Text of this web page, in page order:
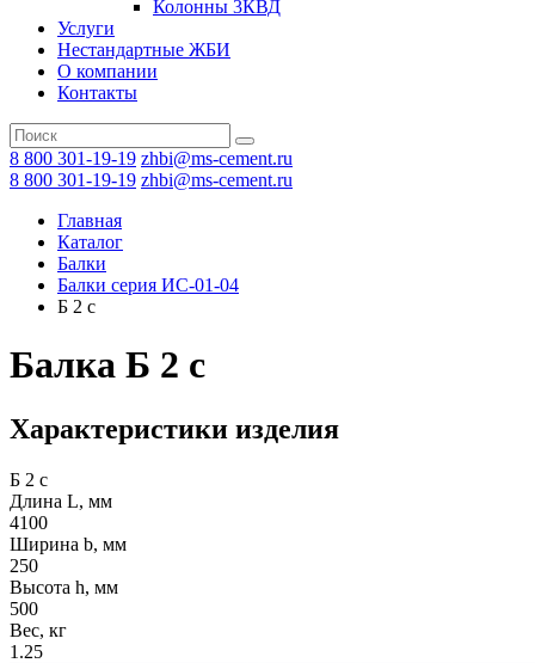
Колонны 3КВД
Услуги
Нестандартные ЖБИ
О компании
Контакты
8 800 301-19-19 zhbi@ms-cement.ru
8 800 301-19-19 zhbi@ms-cement.ru
Главная
Каталог
Балки
Балки серия ИС-01-04
Б 2 с
Балка Б 2 с
Характеристики изделия
Б 2 с
Длина L, мм
4100
Ширина b, мм
250
Высота h, мм
500
Вес, кг
1.25